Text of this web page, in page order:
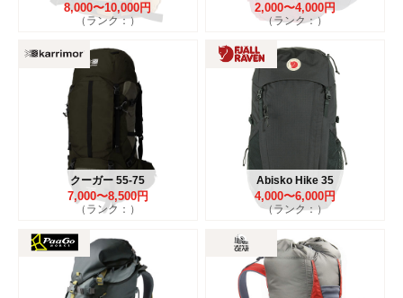
8,000〜10,000円
（ランク：）
2,000〜4,000円
（ランク：）
クーガー 55-75
7,000〜8,500円
（ランク：）
Abisko Hike 35
4,000〜6,000円
（ランク：）